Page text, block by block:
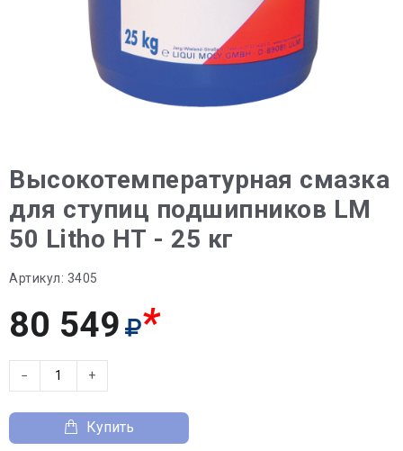
Высокотемпературная смазка
для ступиц подшипников LM
50 Litho HT - 25 кг
Артикул: 3405
80 549 *
− +
Купить